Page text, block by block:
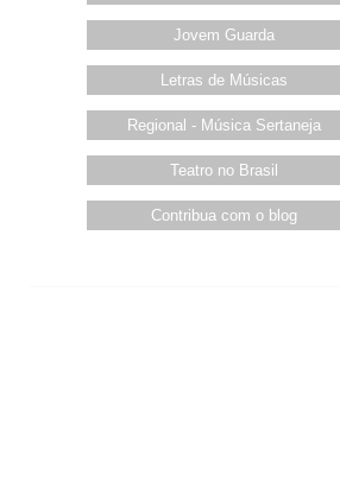
Jovem Guarda
Letras de Músicas
Regional - Música Sertaneja
Teatro no Brasil
Contribua com o blog